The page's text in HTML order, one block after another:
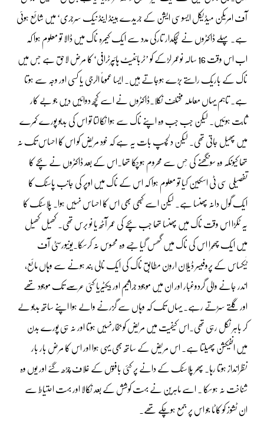
آف امریکن میڈیکل ایسوسی ایشن کے جریدے ہینڈ اینڈ نیک سرجری‘ میں شائع ہوئی
ہے۔ پہلے ڈاکٹروں نے لچکدار تارکی مدد سے ایک کیمرہ ناک میں ڈالا تو معلوم ہوا کہ
اب اس وقت 16 سالہ نوعمر لڑکے کو ’ٹربائنیٹ ہائپرٹرافی‘ کا مرض لاحق ہے جس میں
ناک کے باریک راستے بڑے ہوجاتے ہیں۔ ایسا عموماً الرجی یا کسی اور وجہ سے ہوتا
ہے۔ تاہم یہاں معاملہ مختلف نکلا۔ڈاکٹروں نے اسے کچھ دوائیں دیں جو بے کار
ثابت ہوئیں۔ لیکن جب جب وہ اپنے ناک سے ہوا نکالتا تو اس کی بدبو پورے کمرے
میں پھیل جاتی تھی۔ لیکن دلچسپ بات یہ ہے کہ خود مریض کو اس کا احساس تک نہ
تھا کیونکہ وہ سونگھنے کی حِس سے محروم ہوچکا تھا۔اس کے بعد ڈاکٹروں نے بچے کا
تفصیلی سی ٹی اسکین کیا تو معلوم ہوا کہ اس کے ناک میں اوپر کی جانب پاسٹک کا
ایک گول دانہ پھنسا ہے۔ لیکن اسے کبھی بھی اس کا احساس نہیں ہوا۔ پلاسٹک کا
یہ ٹکڑا اس وقت ناک میں پھنسا تھا جب بچے کی عمر آٹھ یا نو برس تھی۔ کھیل کھیل
میں ایک چھّرا اس کی ناک میں گھس گیا جسے وہ محسوس نہ کرسکا۔یونیورسٹی آف
ٹٰیکساس کے پروفیسر ڈیلان اروِن مطابق ناک کی ایک نالی بند ہونے سے وہاں مائع،
اندر جانے والی گردوغبار اور ان میں موجود جراثیم اور بیکٹیریا کئی عرصے تک موجود تھے
اور گلتے سڑتے رہے۔ یہاں تک کہ وہاں سے گزرنے والے ہوا اپنے ساتھ بدبو لے
کر باہر نکل رہی تھی۔اس کیفیت میں مریض کو بخارنہیں ہوتا اور نہ ہی پورے بدن
میں انفیکشن پھیلتا ہے۔ اس مریض کے ساتھ بھی یہی ہوا اور اس کا مرض بار بار
نظرانداز ہوتا رہا۔ پھر پلاسٹک کے دانے پر کئی بافتوں کے غلاف چڑھ گئے اور یوں وہ
شناخت نہ ہوسکا ۔ اسے ماہرین نے بہت کوشش کے بعد نکالا اور بہت احتیاط سے
ان ٹشوز کو کاٹا جو اس پر جمع ہوچکے تھے۔